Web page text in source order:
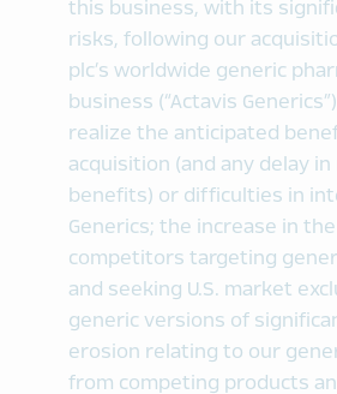
this business, with its
risks, following our
plc’s worldwide generic
business (“Actavis
realize the anticipated
acquisition (and any delay
benefits) or difficulties in
Generics; the increase in
competitors targeting
and seeking U.S. market
generic versions of
erosion relating to our
from competing products